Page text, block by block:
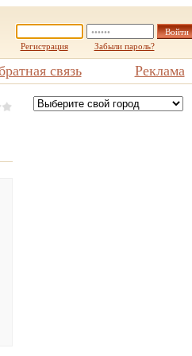
Регистрация Забыли пароль?
связь Реклама